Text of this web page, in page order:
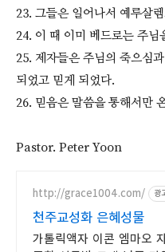
23. 그들은 일어나서 예루살
24. 이 때 이미 베드로는 주
25. 제자들은 주님의 죽으심
되었고 믿게 되었다.
26. 믿음은 말씀을 통해서만
Pastor. Peter Yoon
http://grace1004.com/ 광
천주교성화 은혜성물
가톨릭액자 이콘 엠마오